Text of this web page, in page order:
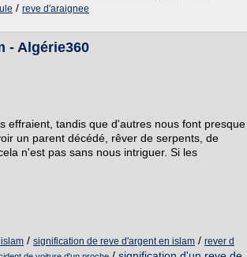
/ reve d'araignee
- Algérie360
effraient, tandis que d'autres nous font presque
un parent décédé, rêver de serpents, de
n'est pas sans nous intriguer. Si les
/ signification de reve d'argent en islam / rever d